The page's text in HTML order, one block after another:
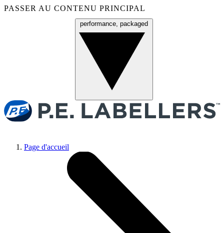
PASSER AU CONTENU PRINCIPAL
performance, packaged
Page d'accueil